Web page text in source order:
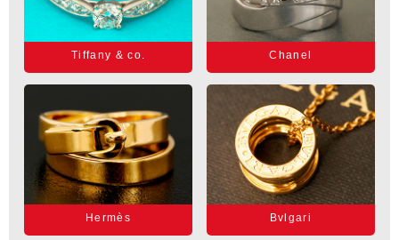
Tiffany & co. Chanel
Hermès Bvlgari